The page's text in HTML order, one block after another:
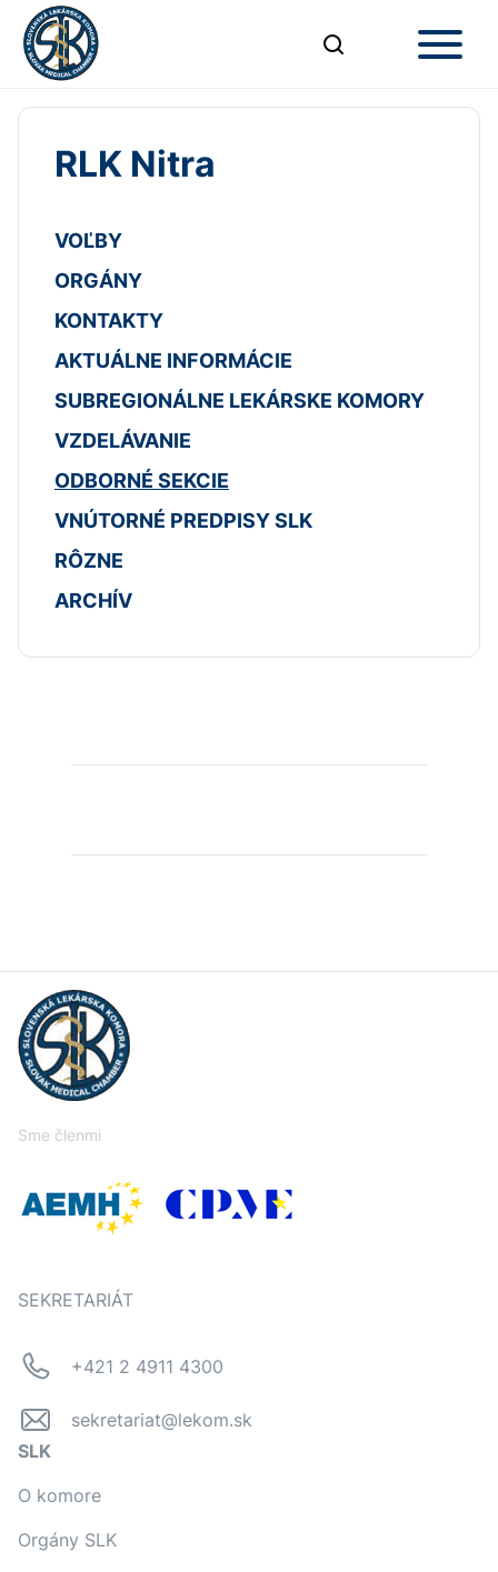
RLK Nitra
VOĽBY
ORGÁNY
KONTAKTY
AKTUÁLNE INFORMÁCIE
SUBREGIONÁLNE LEKÁRSKE KOMORY
VZDELÁVANIE
ODBORNÉ SEKCIE
VNÚTORNÉ PREDPISY SLK
RÔZNE
ARCHÍV
Sme členmi
SEKRETARIÁT
+421 2 4911 4300
sekretariat@lekom.sk
SLK
O komore
Orgány SLK